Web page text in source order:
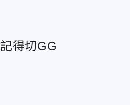
得切GG